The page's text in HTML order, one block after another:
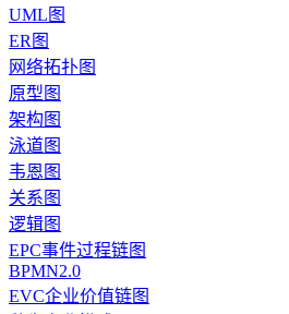
UML图
ER图
网络拓扑图
原型图
架构图
泳道图
韦恩图
关系图
逻辑图
EPC事件过程链图
BPMN2.0
EVC企业价值链图